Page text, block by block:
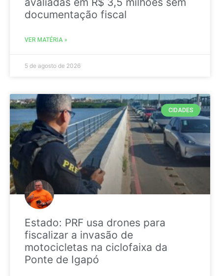
documentação fiscal
VER MATÉRIA »
5 de agosto de 2026
CIDADES
Estado: PRF usa drones para
fiscalizar a invasão de
motocicletas na ciclofaixa da
Ponte de Igapó